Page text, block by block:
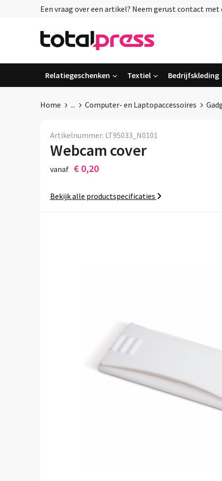
Een vraag over een artikel? Neem gerust contact
Relatiegeschenken Textiel Bedrijfskleding
Home ... Computer- en Laptopaccessoires
Artikelnummer: LT95033_N0101
Webcam cover
vanaf € 0,20
Bekijk alle productspecificaties